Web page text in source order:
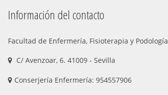
Información del contacto
Facultad de Enfermería, Fisioterapia y Podología
C/ Avenzoar, 6. 41009 - Sevilla
Conserjería Enfermería: 954557906